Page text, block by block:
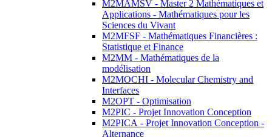
M2MAMSV - Master 2 Mathématiques et
Applications - Mathématiques pour les
Sciences du Vivant
M2MFSF - Mathématiques Financières :
Statistique et Finance
M2MM - Mathématiques de la
modélisation
M2MOCHI - Molecular Chemistry and
Interfaces
M2OPT - Optimisation
M2PIC - Projet Innovation Conception
M2PICA - Projet Innovation Conception -
Alternance